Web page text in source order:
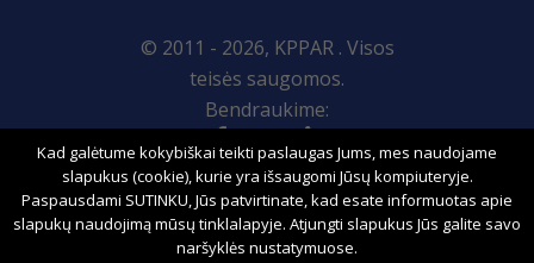
© 2011 - 2026, KPPAR . Visos
teisės saugomos.
Bendraukime:
Svetainės žemėlapis
Kad galėtume kokybiškai teikti paslaugas Jums, mes naudojame
slapukus (cookie), kurie yra išsaugomi Jūsų kompiuteryje.
Paspausdami SUTINKU, Jūs patvirtinate, kad esate informuotas apie
slapukų naudojimą mūsų tinklalapyje. Atjungti slapukus Jūs galite savo
naršyklės nustatymuose.